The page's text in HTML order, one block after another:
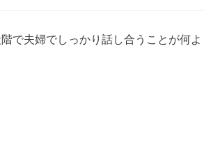
で夫婦でしっかり話し合うことが何よ